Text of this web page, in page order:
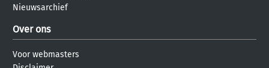
Nieuwsarchief
Over ons
Voor webmasters